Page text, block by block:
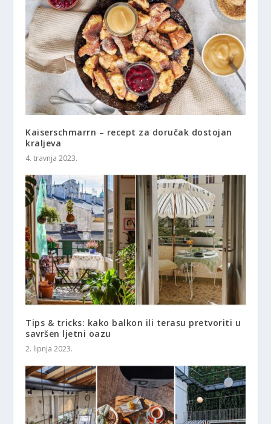
Kaiserschmarrn – recept za doručak dostojan
kraljeva
4. travnja 2023.
Tips & tricks: kako balkon ili terasu pretvoriti u
savršen ljetni oazu
2. lipnja 2023.